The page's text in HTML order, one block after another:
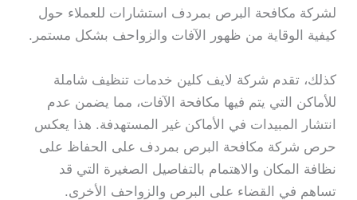
لشركة مكافحة البرص بمردف استشارات للعملاء حول
كيفية الوقاية من ظهور الآفات والزواحف بشكل مستمر.
كذلك، تقدم شركة لايف كلين خدمات تنظيف شاملة
للأماكن التي يتم فيها مكافحة الآفات، مما يضمن عدم
انتشار المبيدات في الأماكن غير المستهدفة. هذا يعكس
حرص شركة مكافحة البرص بمردف على الحفاظ على
نظافة المكان والاهتمام بالتفاصيل الصغيرة التي قد
تساهم في القضاء على البرص والزواحف الأخرى.